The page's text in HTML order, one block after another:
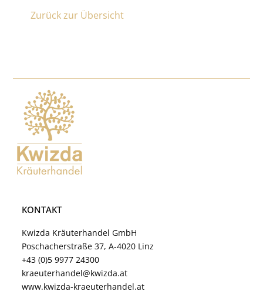
Zurück zur Übersicht
KONTAKT
Kwizda Kräuterhandel GmbH
Poschacherstraße 37, A-4020 Linz
+43 (0)5 9977 24300
kraeuterhandel@kwizda.at
www.kwizda-kraeuterhandel.at